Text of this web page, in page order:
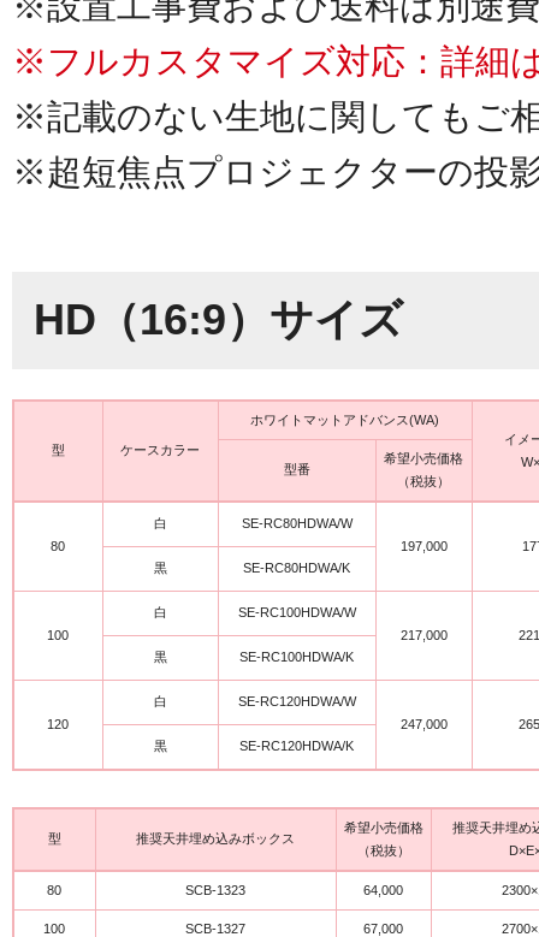
※フルカスタマイズ対応：詳細
※記載のない生地に関してもご
※超短焦点プロジェクターの投
HD（16:9）サイズ
型 ケースカラー
ホワイトマットアドバンス(WA)
イメ
型番
希望小売価格
（税抜）
80
白
SE-RC80HDWA/W
197,000
黒
SE-RC80HDWA/K
100
白
SE-RC100HDWA/W
217,000
黒
SE-RC100HDWA/K
120
白
SE-RC120HDWA/W
247,000
黒
SE-RC120HDWA/K
型 推奨天井埋め込みボックス
希望小売価格
（税抜）
推奨天井埋め
80 SCB-1323 64,000
100 SCB-1327 67,000